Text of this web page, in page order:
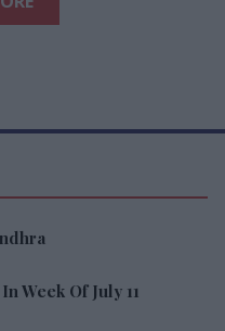
Week Of July 11